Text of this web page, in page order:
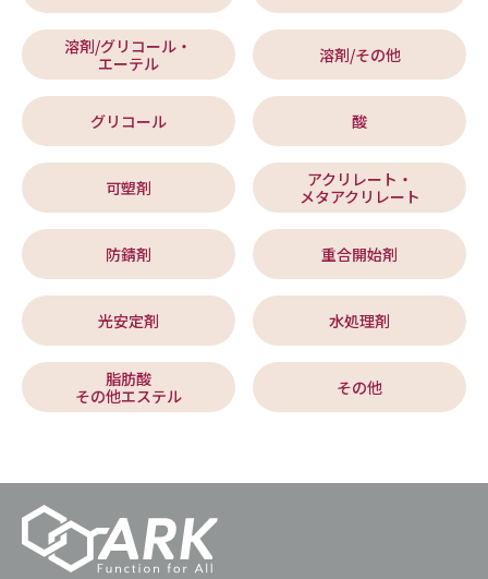
溶剤/グリコール・
エーテル
溶剤/その他
グリコール 酸
可塑剤
アクリレート・
メタアクリレート
防錆剤 重合開始剤
光安定剤 水処理剤
脂肪酸
その他エステル
その他